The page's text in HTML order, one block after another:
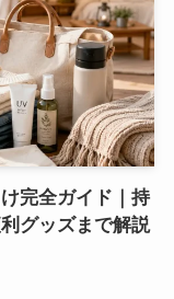
完全ガイド｜持
グッズまで解説